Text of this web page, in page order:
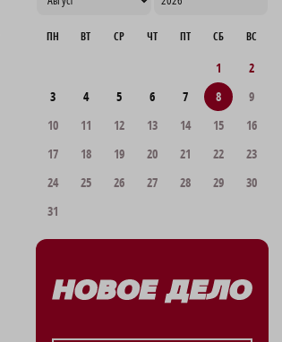
ПН ВТ СР ЧТ ПТ СБ ВС
1
2
3
4 5 6 7 8
9
10
11 12 13 14 15
16
17
18 19 20 21 22
23
24
25 26 27 28 29
30
31